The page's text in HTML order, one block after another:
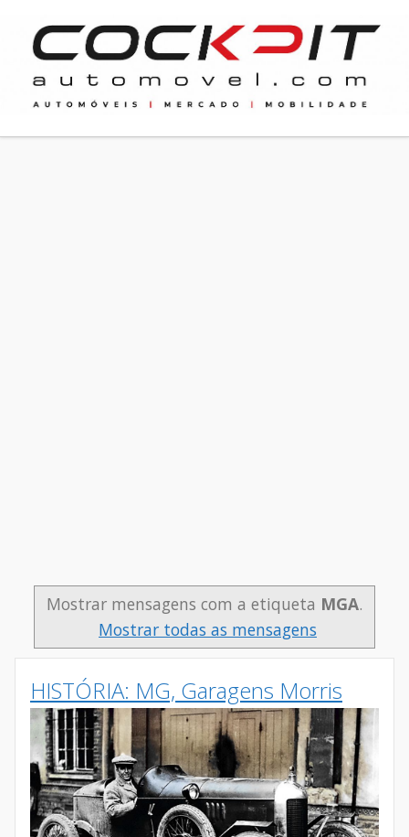
Mostrar mensagens com a etiqueta MGA.
Mostrar todas as mensagens
HISTÓRIA: MG, Garagens Morris